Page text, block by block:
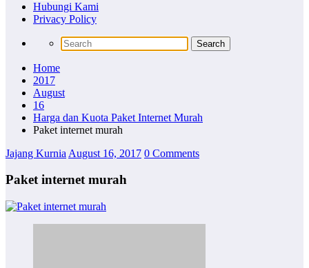
Hubungi Kami
Privacy Policy
Home
2017
August
16
Harga dan Kuota Paket Internet Murah
Paket internet murah
Jajang Kurnia August 16, 2017 0 Comments
Paket internet murah